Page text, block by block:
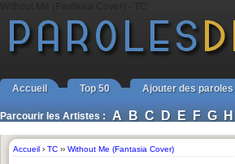
Accueil Top 50 Ajouter des paroles
Parcourir les Artistes : A B C D E F G H
Accueil › TC ›› Without Me (Fantasia Cover)